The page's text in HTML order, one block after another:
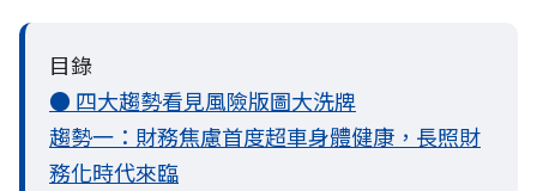
目錄
● 四大趨勢看見風險版圖大洗牌
趨勢一：財務焦慮首度超車身體健康，長照財
務化時代來臨